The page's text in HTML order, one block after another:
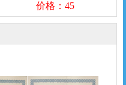
价格：45